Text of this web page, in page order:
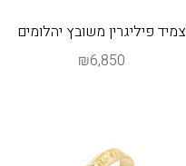
צמיד פיליגרין משובץ יהלומים
₪6,850